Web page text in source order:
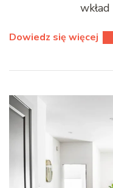
Dowiedz się więcej